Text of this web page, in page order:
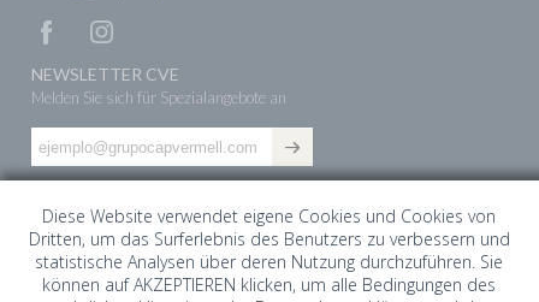
NEWSLETTER CVE
Melden Sie sich für Spezialangebote an
ES EN DE
Diese Website verwendet eigene Cookies und Cookies von
Dritten, um das Surferlebnis des Benutzers zu verbessern und
statistische Analysen über deren Nutzung durchzuführen. Sie
können auf AKZEPTIEREN klicken, um alle Bedingungen des